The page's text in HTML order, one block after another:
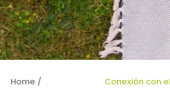
Home / Conexión con